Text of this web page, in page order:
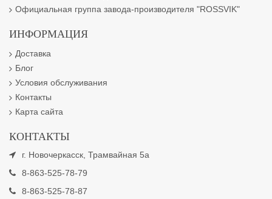
Официальная группа завода-производителя "ROSSVIK"
ИНФОРМАЦИЯ
Доставка
Блог
Условия обслуживания
Контакты
Карта сайта
КОНТАКТЫ
г. Новочеркасск, Трамвайная 5а
8-863-525-78-79
8-863-525-78-87